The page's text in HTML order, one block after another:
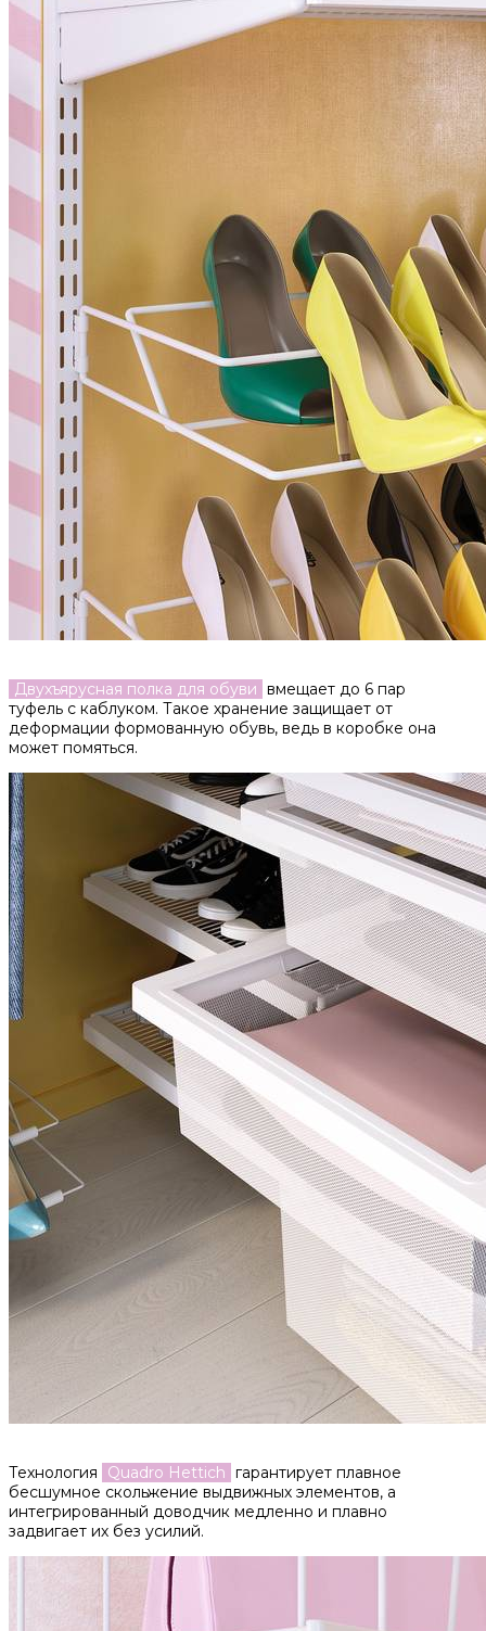
Двухъярусная полка для обуви вмещает до 6 пар
туфель с каблуком. Такое хранение защищает от
деформации формованную обувь, ведь в коробке она
может помяться.
Технология Quadro Hettich гарантирует плавное
бесшумное скольжение выдвижных элементов, а
интегрированный доводчик медленно и плавно
задвигает их без усилий.